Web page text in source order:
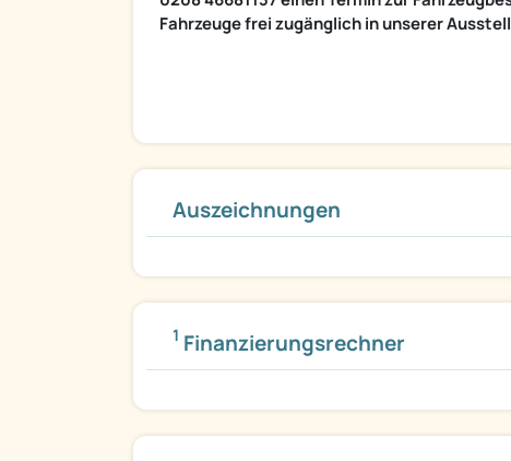
Fahrzeuge frei zugänglich in unserer
Auszeichnungen
1 Finanzierungsrechner